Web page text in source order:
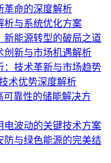
革命的深度解析
析与系统优化方案
新能源转型的破局之道
创新与市场机遇解析
：技术革新与市场趋势
术优势深度解析
可靠性的储能解决方
电波动的关键技术方案
防与绿色能源的完美结